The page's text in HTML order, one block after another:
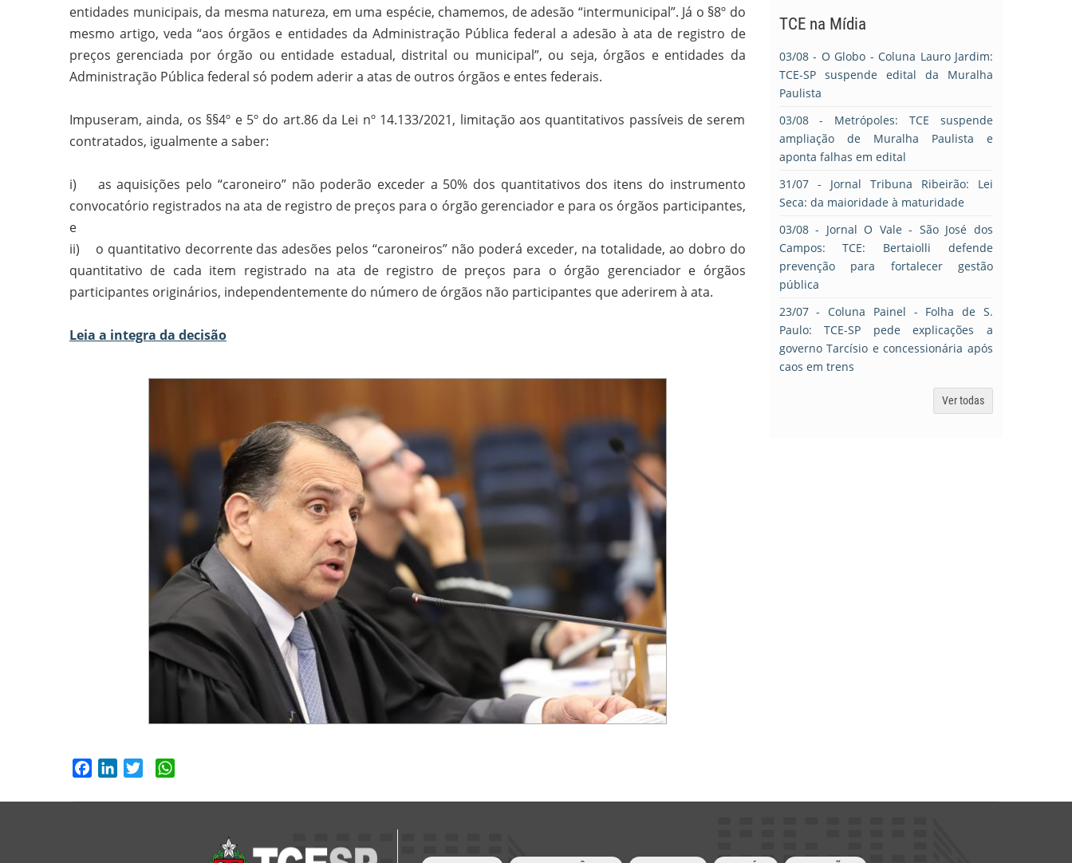
entidades municipais, da mesma natureza, em uma espécie, chamemos, de adesão “intermunicipal”. Já o §8º do
mesmo artigo, veda “aos órgãos e entidades da Administração Pública federal a adesão à ata de registro de
preços gerenciada por órgão ou entidade estadual, distrital ou municipal”, ou seja, órgãos e entidades da
Administração Pública federal só podem aderir a atas de outros órgãos e entes federais.
Impuseram, ainda, os §§4º e 5º do art.86 da Lei nº 14.133/2021, limitação aos quantitativos passíveis de serem
contratados, igualmente a saber:
i) as aquisições pelo “caroneiro” não poderão exceder a 50% dos quantitativos dos itens do instrumento
convocatório registrados na ata de registro de preços para o órgão gerenciador e para os órgãos participantes,
e
ii) o quantitativo decorrente das adesões pelos “caroneiros” não poderá exceder, na totalidade, ao dobro do
quantitativo de cada item registrado na ata de registro de preços para o órgão gerenciador e órgãos
participantes originários, independentemente do número de órgãos não participantes que aderirem à ata.
Leia a integra da decisão
FacebookLinkedIn
Twitter
TCE na Mídia
03/08- O Globo - Coluna Lauro Jardim:
TCE-SP suspende edital da Muralha
Paulista
03/08- Metrópoles: TCE suspende
ampliação de Muralha Paulista e
aponta falhas em edital
31/07- Jornal Tribuna Ribeirão: Lei
Seca: da maioridade à maturidade
03/08- Jornal O Vale - São José dos
Campos: TCE: Bertaiolli defende
prevenção para fortalecer gestão
pública
23/07- Coluna Painel - Folha de S.
Paulo: TCE-SP pede explicações a
governo Tarcísio e concessionária após
caos em trens
Ver todas